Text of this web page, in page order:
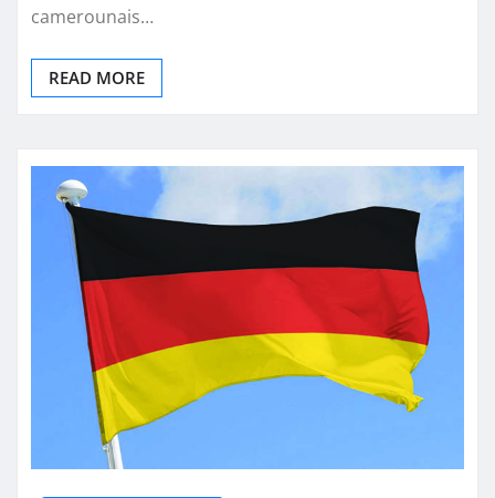
camerounais…
READ MORE